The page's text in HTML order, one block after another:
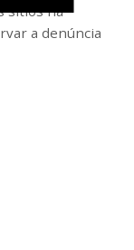
sítios na
a denúncia